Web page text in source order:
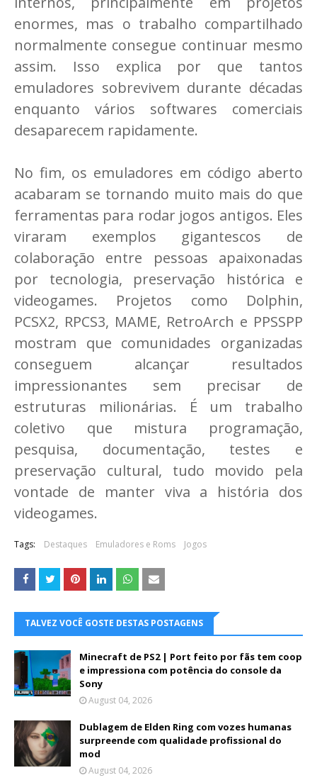
enormes, mas o trabalho compartilhado
normalmente consegue continuar mesmo
assim. Isso explica por que tantos
emuladores sobrevivem durante décadas
enquanto vários softwares comerciais
desaparecem rapidamente.
No fim, os emuladores em código aberto
acabaram se tornando muito mais do que
ferramentas para rodar jogos antigos. Eles
viraram exemplos gigantescos de
colaboração entre pessoas apaixonadas
por tecnologia, preservação histórica e
videogames. Projetos como Dolphin,
PCSX2, RPCS3, MAME, RetroArch e PPSSPP
mostram que comunidades organizadas
conseguem alcançar resultados
impressionantes sem precisar de
estruturas milionárias. É um trabalho
coletivo que mistura programação,
pesquisa, documentação, testes e
preservação cultural, tudo movido pela
vontade de manter viva a história dos
videogames.
Tags: Destaques Emuladores e Roms Jogos
TALVEZ VOCÊ GOSTE DESTAS POSTAGENS
Minecraft de PS2 | Port feito por fãs tem coop
e impressiona com potência do console da
Sony
August 04, 2026
Dublagem de Elden Ring com vozes humanas
surpreende com qualidade profissional do
mod
August 04, 2026